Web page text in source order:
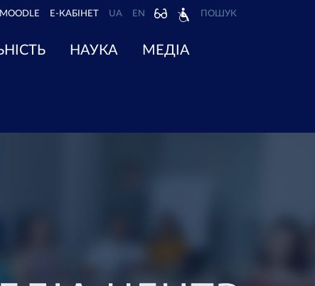
MOODLE Е-КАБІНЕТ UA EN ПОШУК
НАУКА
МЕДІА